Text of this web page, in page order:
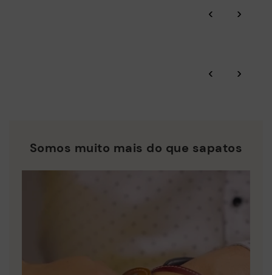
supervisionamos a sustentabilidade social e ambiental de
‹ ›
‹ ›
Somos muito mais do que sapatos